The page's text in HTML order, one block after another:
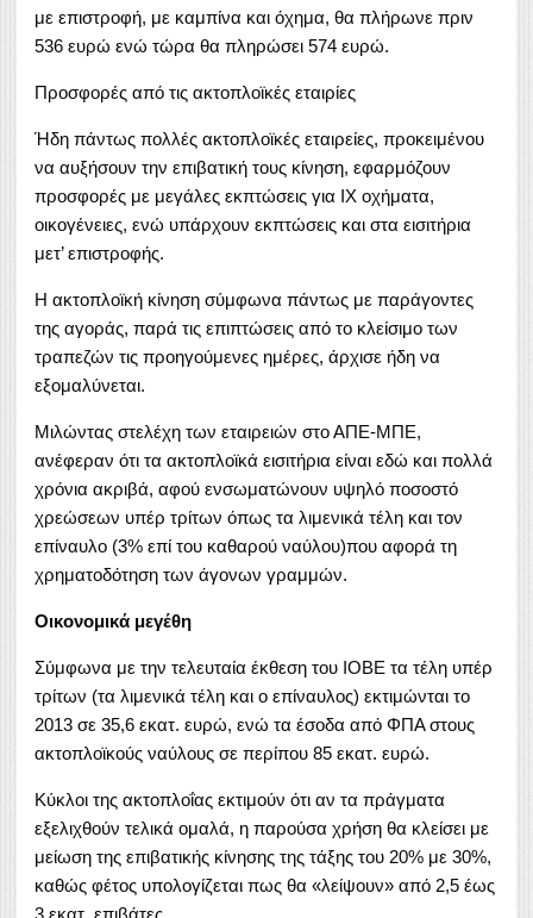
με επιστροφή, με καμπίνα και όχημα, θα πλήρωνε πριν
536 ευρώ ενώ τώρα θα πληρώσει 574 ευρώ.
Προσφορές από τις ακτοπλοϊκές εταιρίες
Ήδη πάντως πολλές ακτοπλοϊκές εταιρείες, προκειμένου
να αυξήσουν την επιβατική τους κίνηση, εφαρμόζουν
προσφορές με μεγάλες εκπτώσεις για ΙΧ οχήματα,
οικογένειες, ενώ υπάρχουν εκπτώσεις και στα εισιτήρια
μετ’ επιστροφής.
Η ακτοπλοϊκή κίνηση σύμφωνα πάντως με παράγοντες
της αγοράς, παρά τις επιπτώσεις από το κλείσιμο των
τραπεζών τις προηγούμενες ημέρες, άρχισε ήδη να
εξομαλύνεται.
Μιλώντας στελέχη των εταιρειών στο ΑΠΕ-ΜΠΕ,
ανέφεραν ότι τα ακτοπλοϊκά εισιτήρια είναι εδώ και πολλά
χρόνια ακριβά, αφού ενσωματώνουν υψηλό ποσοστό
χρεώσεων υπέρ τρίτων όπως τα λιμενικά τέλη και τον
επίναυλο (3% επί του καθαρού ναύλου)που αφορά τη
χρηματοδότηση των άγονων γραμμών.
Οικονομικά μεγέθη
Σύμφωνα με την τελευταία έκθεση του ΙΟΒΕ τα τέλη υπέρ
τρίτων (τα λιμενικά τέλη και ο επίναυλος) εκτιμώνται το
2013 σε 35,6 εκατ. ευρώ, ενώ τα έσοδα από ΦΠΑ στους
ακτοπλοϊκούς ναύλους σε περίπου 85 εκατ. ευρώ.
Κύκλοι της ακτοπλοΐας εκτιμούν ότι αν τα πράγματα
εξελιχθούν τελικά ομαλά, η παρούσα χρήση θα κλείσει με
μείωση της επιβατικής κίνησης της τάξης του 20% με 30%,
καθώς φέτος υπολογίζεται πως θα «λείψουν» από 2,5 έως
3 εκατ. επιβάτες.